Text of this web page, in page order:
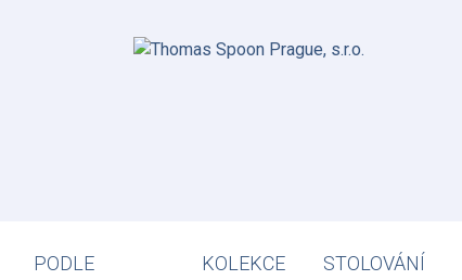
PODLE
KOLEKCE STOLOVÁNÍ